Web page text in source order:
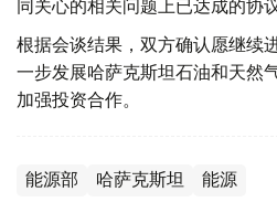
同关心的相关问题上已达成的协
根据会谈结果，双方确认愿继续
一步发展哈萨克斯坦石油和天然
加强投资合作。
能源部 哈萨克斯坦 能源